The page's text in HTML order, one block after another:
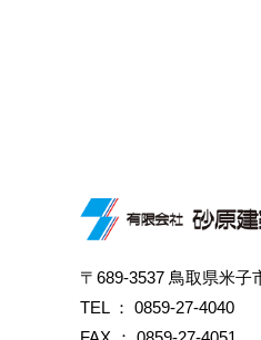
〒689-3537 鳥取県米子
TEL ： 0859-27-4040